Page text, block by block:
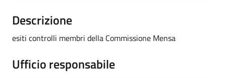
Descrizione
esiti controlli membri della Commissione Mensa
Ufficio responsabile